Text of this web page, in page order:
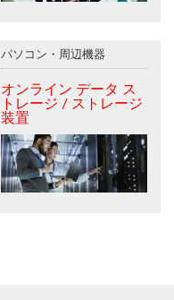
パソコン・周辺機器
オンライン データ ス
トレージ / ストレージ
装置